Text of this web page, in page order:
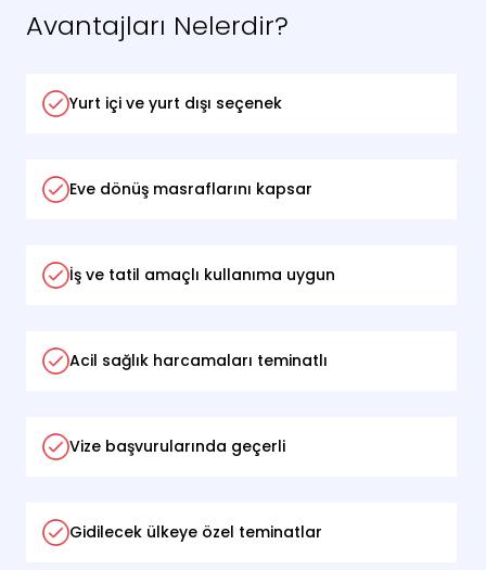
Avantajları Nelerdir?
Yurt içi ve yurt dışı seçenek
Eve dönüş masraflarını kapsar
İş ve tatil amaçlı kullanıma uygun
Acil sağlık harcamaları teminatlı
Vize başvurularında geçerli
Gidilecek ülkeye özel teminatlar